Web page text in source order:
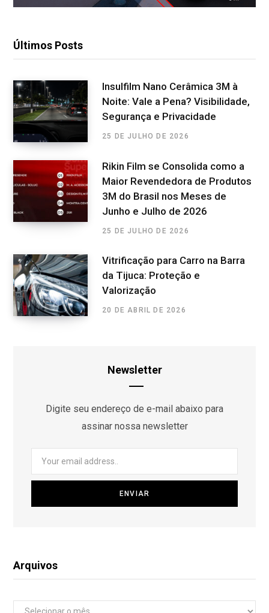
Últimos Posts
Insulfilm Nano Cerâmica 3M à
Noite: Vale a Pena? Visibilidade,
Segurança e Privacidade
25 DE JULHO DE 2026
Rikin Film se Consolida como a
Maior Revendedora de Produtos
3M do Brasil nos Meses de
Junho e Julho de 2026
25 DE JULHO DE 2026
Vitrificação para Carro na Barra
da Tijuca: Proteção e
Valorização
20 DE ABRIL DE 2026
Newsletter
Digite seu endereço de e-mail abaixo para
assinar nossa newsletter
Arquivos
Arquivos